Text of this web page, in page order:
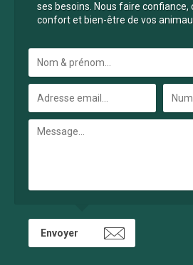
ses besoins. Nous faire confiance,
confort et bien-être de vos